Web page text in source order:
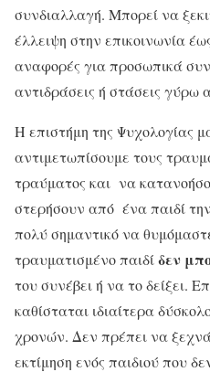
συνδιαλλαγή. Μπορεί να
έλλειψη στην επικοινωνία
αναφορές για προσωπικά
αντιδράσεις ή στάσεις γύρω
H επιστήμη της Ψυχολογίας
αντιμετωπίσουμε τους
τραύματος και να
στερήσουν από ένα παιδί
πολύ σημαντικό να
τραυματισμένο παιδίδεν
του συνέβει ή να το δείξει.
καθίσταται ιδιαίτερα
χρονών. Δεν πρέπει να
εκτίμηση ενός παιδιού που